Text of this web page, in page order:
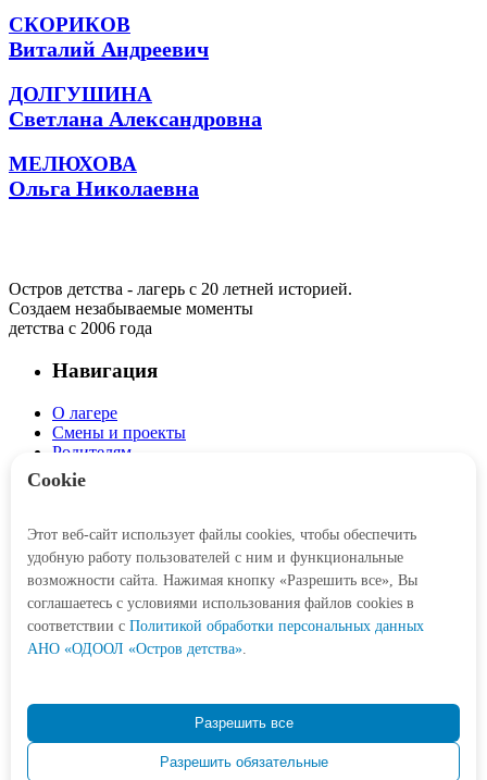
СКОРИКОВ
Виталий Андреевич
ДОЛГУШИНА
Светлана Александровна
МЕЛЮХОВА
Ольга Николаевна
Остров детства - лагерь с 20 летней историей.
Создаем незабываемые моменты
детства с 2006 года
Навигация
О лагере
Смены и проекты
Родителям
Детям
Личный кабинет
Корзина
Социальные сети
Контакты
+7 (3452) 77-21-47
Odetstva@obl72.ru
Cookie
Этот веб-сайт использует файлы cookies, чтобы обеспечить
удобную работу пользователей с ним и функциональные
возможности сайта. Нажимая кнопку «Разрешить все», Вы
соглашаетесь с условиями использования файлов cookies в
соответствии c Политикой обработки персональных данных
АНО «ОДООЛ «Остров детства».
Разрешить все
Разрешить обязательные